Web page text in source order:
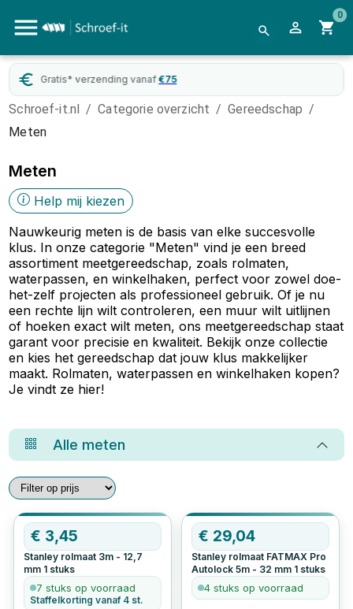
0
Gratis* verzending vanaf €75
Schroef-it.nl / Categorie overzicht / Gereedschap /
Meten
Meten
Help mij kiezen
Nauwkeurig meten is de basis van elke succesvolle
klus. In onze categorie "Meten" vind je een breed
assortiment meetgereedschap, zoals rolmaten,
waterpassen, en winkelhaken, perfect voor zowel doe-
het-zelf projecten als professioneel gebruik. Of je nu
een rechte lijn wilt controleren, een muur wilt uitlijnen
of hoeken exact wilt meten, ons meetgereedschap staat
garant voor precisie en kwaliteit. Bekijk onze collectie
en kies het gereedschap dat jouw klus makkelijker
maakt. Rolmaten, waterpassen en winkelhaken kopen?
Je vindt ze hier!
Alle meten
€ 3,45
Stanley rolmaat 3m - 12,7
mm 1 stuks
7 stuks op voorraad
Staffelkorting vanaf 4 st.
OP=OP
€ 29,04
Stanley rolmaat FATMAX Pro
Autolock 5m - 32 mm 1 stuks
4 stuks op voorraad